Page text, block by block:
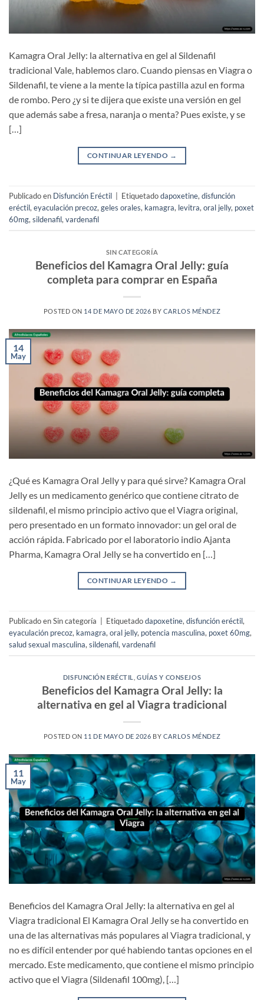
Kamagra Oral Jelly: la alternativa en gel al Sildenafil
tradicional Vale, hablemos claro. Cuando piensas en Viagra o
Sildenafil, te viene a la mente la típica pastilla azul en forma
de rombo. Pero ¿y si te dijera que existe una versión en gel
que además sabe a fresa, naranja o menta? Pues existe, y se
[…]
CONTINUAR LEYENDO →
Publicado en Disfunción Eréctil Etiquetadodapoxetine, disfunción
eréctil, eyaculación precoz, geles orales, kamagra, levitra, oral jelly, poxet
60mg, sildenafil, vardenafil
SIN CATEGORÍA
Beneficios del Kamagra Oral Jelly: guía
completa para comprar en España
POSTED ON 14 DE MAYO DE 2026 BY CARLOS MÉNDEZ
14
May
¿Qué es Kamagra Oral Jelly y para qué sirve? Kamagra Oral
Jelly es un medicamento genérico que contiene citrato de
sildenafil, el mismo principio activo que el Viagra original,
pero presentado en un formato innovador: un gel oral de
acción rápida. Fabricado por el laboratorio indio Ajanta
Pharma, Kamagra Oral Jelly se ha convertido en […]
CONTINUAR LEYENDO →
Publicado en Sin categoría Etiquetadodapoxetine,disfunción eréctil,
eyaculación precoz, kamagra,oral jelly, potencia masculina, poxet 60mg,
salud sexual masculina,sildenafil,vardenafil
DISFUNCIÓN ERÉCTIL ,GUÍAS Y CONSEJOS
Beneficios del Kamagra Oral Jelly: la
alternativa en gel al Viagra tradicional
POSTED ON 11 DE MAYO DE 2026 BY CARLOS MÉNDEZ
11
May
Beneficios del Kamagra Oral Jelly: la alternativa en gel al
Viagra tradicional El Kamagra Oral Jelly se ha convertido en
una de las alternativas más populares al Viagra tradicional, y
no es difícil entender por qué habiendo tantas opciones en el
mercado. Este medicamento, que contiene el mismo principio
activo que el Viagra (Sildenafil 100mg), […]